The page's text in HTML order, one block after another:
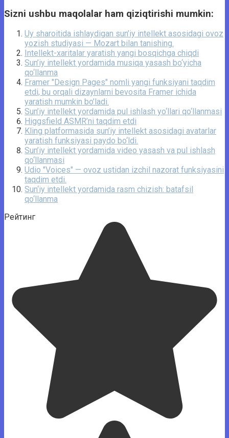
Sizni ushbu maqolalar ham qiziqtirishi mumkin:
Uy sharoitida ishlaydigan sun’iy intellekt asosidagi ovoz
yozish studiyasi — Mozart bilan tanishing.
Intellekt-xaritalar yaratish yangi bosqichga chiqdi
Sun’iy intellekt yordamida musiqa yasash bo‘yicha
qo‘llanma
Framer "Design Pages" nomli yangi funksiyani taqdim
etdi, bu orqali dizaynlarni bevosita Framer ichida
yaratish mumkin bo’ladi.
Sun’iy intellekt yordamida pul ishlash yo‘llari qo‘llanmasi
Higgsfield ASMR’ni taqdim etdi
Kling platformasida sun’iy intellekt asosidagi avatarlar
yaratish funksiyasi paydo bo‘ldi.
Sun’iy intellekt yordamida video yasash va pul ishlash
qo‘llanmasi
Udio "Voices" — ovoz ustidan izchil nazorat funksiyasini
taqdim etdi.
Sun‘iy intellekt yordamida rasm chizish: batafsil
qo‘llanma
Рейтинг